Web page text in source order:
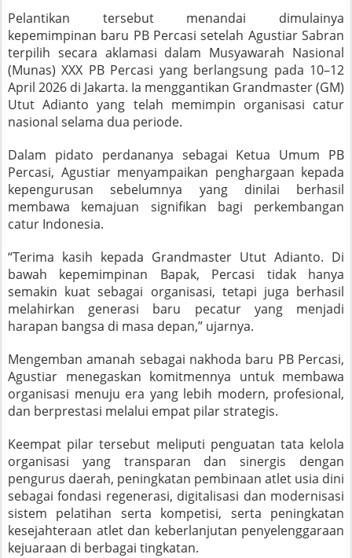
Pelantikan tersebut menandai dimulainya
kepemimpinan baru PB Percasi setelah Agustiar Sabran
terpilih secara aklamasi dalam Musyawarah Nasional
(Munas) XXX PB Percasi yang berlangsung pada 10–12
April 2026 di Jakarta. Ia menggantikan Grandmaster (GM)
Utut Adianto yang telah memimpin organisasi catur
nasional selama dua periode.
Dalam pidato perdananya sebagai Ketua Umum PB
Percasi, Agustiar menyampaikan penghargaan kepada
kepengurusan sebelumnya yang dinilai berhasil
membawa kemajuan signifikan bagi perkembangan
catur Indonesia.
“Terima kasih kepada Grandmaster Utut Adianto. Di
bawah kepemimpinan Bapak, Percasi tidak hanya
semakin kuat sebagai organisasi, tetapi juga berhasil
melahirkan generasi baru pecatur yang menjadi
harapan bangsa di masa depan,” ujarnya.
Mengemban amanah sebagai nakhoda baru PB Percasi,
Agustiar menegaskan komitmennya untuk membawa
organisasi menuju era yang lebih modern, profesional,
dan berprestasi melalui empat pilar strategis.
Keempat pilar tersebut meliputi penguatan tata kelola
organisasi yang transparan dan sinergis dengan
pengurus daerah, peningkatan pembinaan atlet usia dini
sebagai fondasi regenerasi, digitalisasi dan modernisasi
sistem pelatihan serta kompetisi, serta peningkatan
kesejahteraan atlet dan keberlanjutan penyelenggaraan
kejuaraan di berbagai tingkatan.